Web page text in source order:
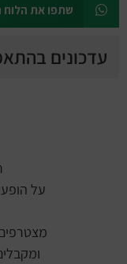
שתפו את הלוח
עדכונים
על